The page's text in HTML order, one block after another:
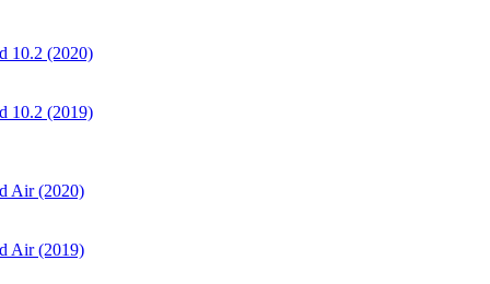
10.2 (2020)
10.2 (2019)
Air (2020)
Air (2019)